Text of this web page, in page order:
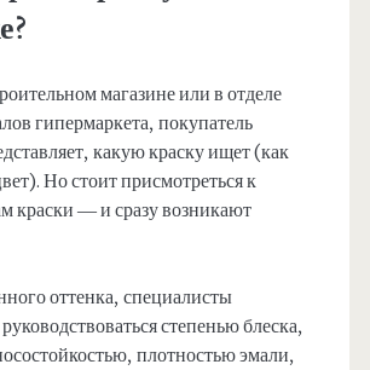
магазине или в отделе
гипермаркета, покупатель
какую краску ищет (как
Но стоит присмотреться к
краски — и сразу возникают
оттенка, специалисты
степенью блеска,
плотностью эмали,